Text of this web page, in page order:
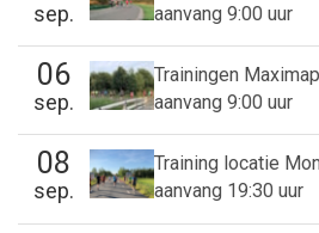
sep.
aanvang 9:00 uur
06
sep.
Trainingen
aanvang 9:00 uur
08
sep.
Training locatie
aanvang 19:30 uur